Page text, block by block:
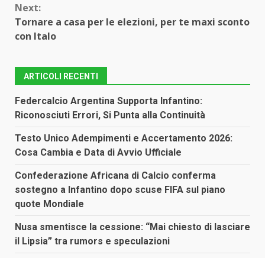
Next:
Tornare a casa per le elezioni, per te maxi sconto
con Italo
ARTICOLI RECENTI
Federcalcio Argentina Supporta Infantino:
Riconosciuti Errori, Si Punta alla Continuità
Testo Unico Adempimenti e Accertamento 2026:
Cosa Cambia e Data di Avvio Ufficiale
Confederazione Africana di Calcio conferma
sostegno a Infantino dopo scuse FIFA sul piano
quote Mondiale
Nusa smentisce la cessione: “Mai chiesto di lasciare
il Lipsia” tra rumors e speculazioni